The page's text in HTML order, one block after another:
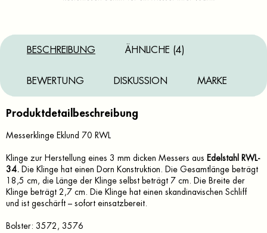
BESCHREIBUNG ÄHNLICHE (4)
BEWERTUNG DISKUSSION MARKE
Produktdetailbeschreibung
Messerklinge Eklund 70 RWL
Klinge zur Herstellung eines 3 mm dicken Messers aus Edelstahl
RWL-
34. Die Klinge hat einen Dorn Konstruktion. Die Gesamtlänge beträgt
18,5 cm, die Länge der Klinge selbst beträgt 7 cm. Die Breite der
Klinge beträgt 2,7 cm. Die Klinge hat einen skandinavischen Schliff
und ist geschärft – sofort einsatzbereit.
Bolster: 3572, 3576